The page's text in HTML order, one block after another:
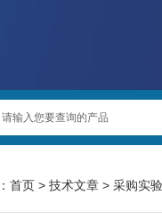
首页 > 技术文章 > 采购实